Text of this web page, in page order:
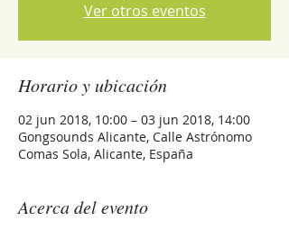
Ver otros eventos
Horario y ubicación
02 jun 2018, 10:00 – 03 jun 2018, 14:00
Gongsounds Alicante, Calle Astrónomo
Comas Sola, Alicante, España
Acerca del evento